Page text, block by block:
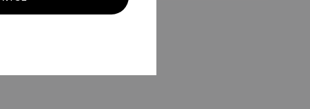
čelika i
in stainless steel